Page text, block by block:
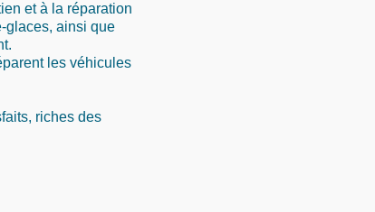
et à la réparation
glaces, ainsi que
les véhicules
riches des